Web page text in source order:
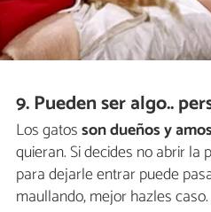
9. Pueden ser algo..
Los gatosson dueños y
quieran. Si decides no abrir la
para dejarle entrar puede
maullando, mejor hazles caso.